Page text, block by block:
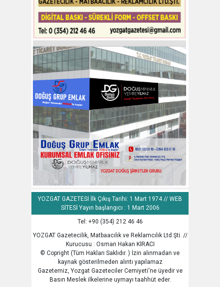
YOZGAT GAZETESİ İlk Çıkış Tarihi: 1 Mart 1974 // WEB
SİTESİ Yayın başlangıcı : 1 Mart 2006
Tel: +90 (354) 212 46 46
YOZGAT Gazetecilik, Matbaacılık ve Reklamcılık Ltd.Şti. //
Kurucusu : Osman Hakan KİRACI
© Copright (Tüm Hakları Saklıdır. ) İzin alınmadan ve
kaynak gösterilmeden alıntı yapılamaz
Gazetemiz, Yozgat Gazeteciler Cemiyeti'ne üyedir ve
Basın Meslek ilkelerine uymayı taahhüt eder.